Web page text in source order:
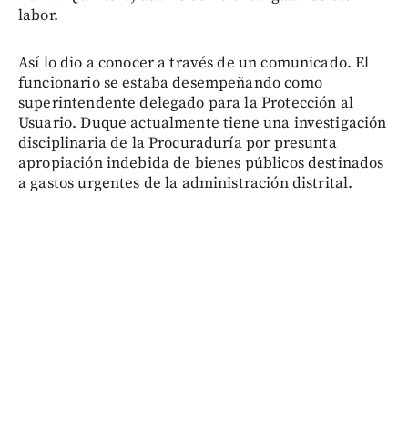
labor.
Así lo dio a conocer a través de un comunicado. El
funcionario se estaba desempeñando como
superintendente delegado para la Protección al
Usuario. Duque actualmente tiene una investigación
disciplinaria de la Procuraduría por presunta
apropiación indebida de bienes públicos destinados
a gastos urgentes de la administración distrital.